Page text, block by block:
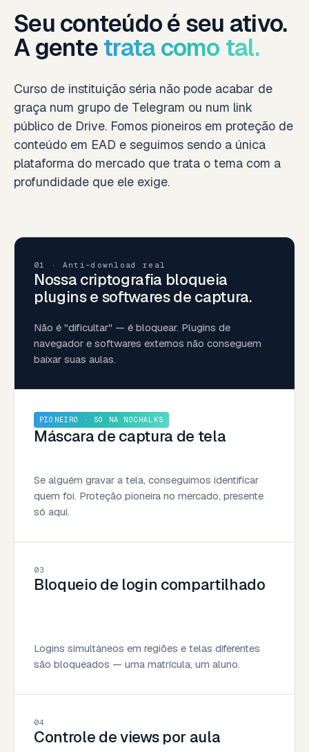
Seu conteúdo é seu ativo.
A gente trata como tal.
Curso de instituição séria não pode acabar de
graça num grupo de Telegram ou num link
público de Drive. Fomos pioneiros em proteção de
conteúdo em EAD e seguimos sendo a única
plataforma do mercado que trata o tema com a
profundidade que ele exige.
01 · Anti-download real
Nossa criptografia bloqueia
plugins e softwares de captura.
Não é "dificultar" — é bloquear. Plugins de
navegador e softwares externos não conseguem
baixar suas aulas.
PIONEIRO · SÓ NA NOCHALKS
Máscara de captura de tela
Se alguém gravar a tela, conseguimos identificar
quem foi. Proteção pioneira no mercado, presente
só aqui.
03
Bloqueio de login compartilhado
Logins simultâneos em regiões e telas diferentes
são bloqueados — uma matrícula, um aluno.
04
Controle de views por aula